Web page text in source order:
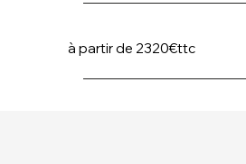
à partir de 2320€ttc